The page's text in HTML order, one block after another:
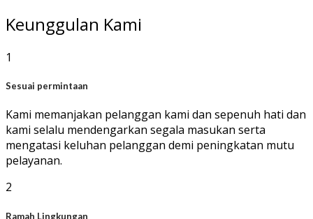
Keunggulan Kami
1
Sesuai permintaan
Kami memanjakan pelanggan kami dan sepenuh hati dan
kami selalu mendengarkan segala masukan serta
mengatasi keluhan pelanggan demi peningkatan mutu
pelayanan.
2
Ramah Lingkungan